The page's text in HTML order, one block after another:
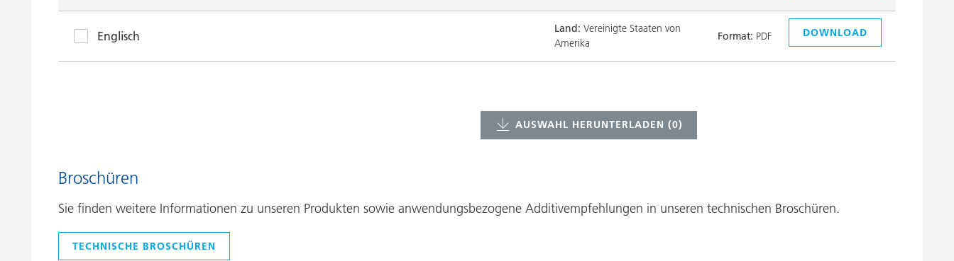
Englisch
Land: Vereinigte Staaten von
Amerika
Format: PDF DOWNLOAD
AUSWAHL HERUNTERLADEN (0)
Broschüren
Sie finden weitere Informationen zu unseren Produkten sowie anwendungsbezogene Additivempfehlungen in unseren technischen Broschüren.
TECHNISCHE BROSCHÜREN